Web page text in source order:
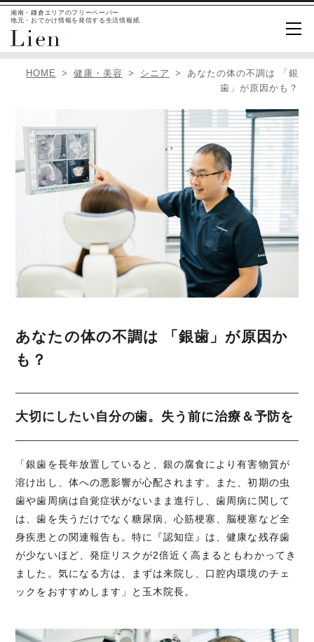
湘南・鎌倉エリアのフリーペーパー
地元・おでかけ情報を発信する生活情報紙
HOME 健康・美容 シニア
あなたの体の不調は 「銀
歯」が原因かも？
あなたの体の不調は 「銀歯」が原因か
も？
大切にしたい自分の歯。失う前に治療＆予防を
「銀歯を長年放置していると、銀の腐食により有害物質が
溶け出し、体への悪影響が心配されます。また、初期の虫
歯や歯周病は自覚症状がないまま進行し、歯周病に関して
は、歯を失うだけでなく糖尿病、心筋梗塞、脳梗塞など全
身疾患との関連報告も。特に『認知症』は、健康な残存歯
が少ないほど、発症リスクが2倍近く高まるともわかってき
ました。気になる方は、まずは来院し、口腔内環境のチェ
ックをおすすめします」と玉木院長。